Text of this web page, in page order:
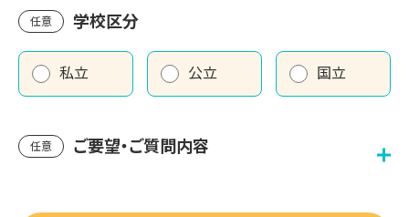
任意 学校区分
私立 公立 国立
任意 ご要望・ご質問内容